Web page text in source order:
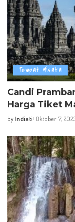
Tempat Wisata
Candi
Harga Tiket
Posted
by Indiati Oktober 7,